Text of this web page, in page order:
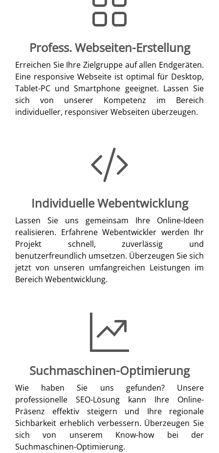
Profess. Webseiten-Erstellung
Erreichen Sie Ihre Zielgruppe auf allen Endgeräten.
Eine responsive Webseite ist optimal für Desktop,
Tablet-PC und Smartphone geeignet. Lassen Sie
sich von unserer Kompetenz im Bereich
individueller, responsiver Webseiten überzeugen.
Individuelle Webentwicklung
Lassen Sie uns gemeinsam Ihre Online-Ideen
realisieren. Erfahrene Webentwickler werden Ihr
Projekt schnell, zuverlässig und
benutzerfreundlich umsetzen. Überzeugen Sie sich
jetzt von unseren umfangreichen Leistungen im
Bereich Webentwicklung.
Suchmaschinen-Optimierung
Wie haben Sie uns gefunden? Unsere
professionelle SEO-Lösung kann Ihre Online-
Präsenz effektiv steigern und Ihre regionale
Sichbarkeit erheblich verbessern. Überzeugen Sie
sich von unserem Know-how bei der
Suchmaschinen-Optimierung.